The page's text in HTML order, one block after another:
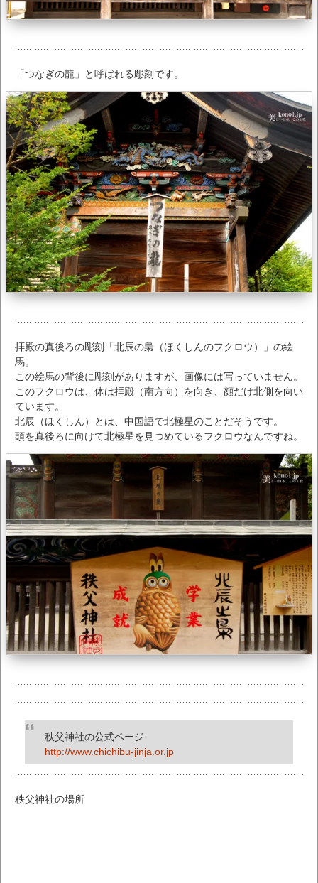
「つなぎの龍」と呼ばれる彫刻です。
拝殿の真後ろの彫刻「北辰の梟（ほくしんのフクロウ）」の絵
馬。
この絵馬の背後に彫刻がありますが、画像には写っていません。
このフクロウは、体は拝殿（南方向）を向き、顔だけ北側を向い
ています。
北辰（ほくしん）とは、中国語で北極星のことだそうです。
頭を真後ろに向けて北極星を見つめているフクロウなんですね。
秩父神社の公式ページ
http://www.chichibu-jinja.or.jp
秩父神社の場所